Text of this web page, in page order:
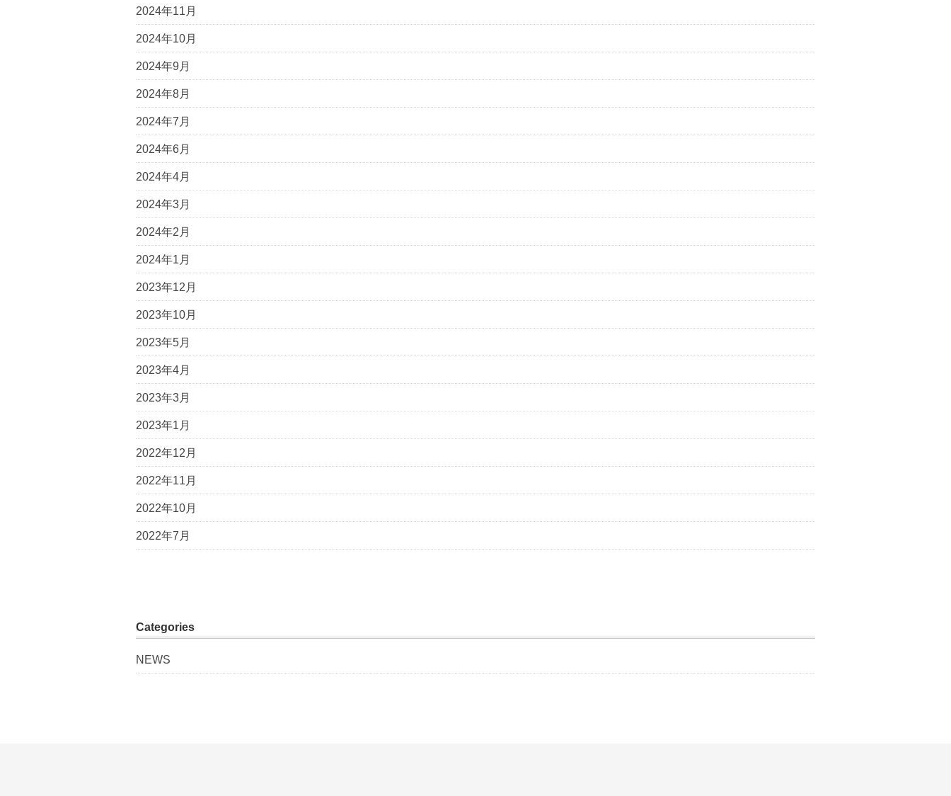
2024年11月
2024年10月
2024年9月
2024年8月
2024年7月
2024年6月
2024年4月
2024年3月
2024年2月
2024年1月
2023年12月
2023年10月
2023年5月
2023年4月
2023年3月
2023年1月
2022年12月
2022年11月
2022年10月
2022年7月
Categories
NEWS